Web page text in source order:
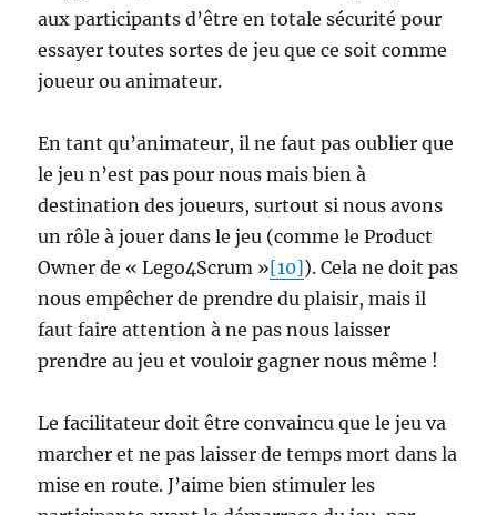
aux participants d’être en totale sécurité pour
essayer toutes sortes de jeu que ce soit comme
joueur ou animateur.
En tant qu’animateur, il ne faut pas oublier que
le jeu n’est pas pour nous mais bien à
destination des joueurs, surtout si nous avons
un rôle à jouer dans le jeu (comme le Product
Owner de « Lego4Scrum »[10]). Cela ne doit pas
nous empêcher de prendre du plaisir, mais il
faut faire attention à ne pas nous laisser
prendre au jeu et vouloir gagner nous même !
Le facilitateur doit être convaincu que le jeu va
marcher et ne pas laisser de temps mort dans la
mise en route. J’aime bien stimuler les